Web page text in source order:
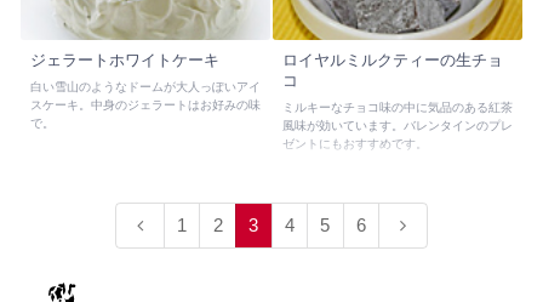
ジェラートホワイトケーキ
白い雪山のようなドームが大人っぽいアイ
スケーキ。中身のジェラートはお好みの味
で。
ロイヤルミルクティーの生チョ
コ
ミルキーなチョコ味の中に気品のある紅茶
風味が効いています。バレンタインのプレ
ゼントにもおすすめです。
1 2 3 4 5 6